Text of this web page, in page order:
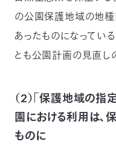
の公園保護地域の地
あったものになってい
とも公園計画の見直し
（2）「保護地域の指
園における利用は、
ものに